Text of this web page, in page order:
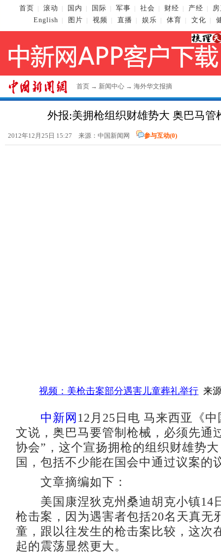
首页 滚动 国内 国际 军事 社会 财经 产经
English
图片 视频 直播 娱乐 体育 文化
首页 → 新闻中心 → 海外华文报摘
外报:美拥枪组织财雄势大 奥巴马管
2012年12月25日 15:27 来源： 中国新闻网 参与互动(0)
视频：美枪击案部分遇害儿童葬礼举行 来
中新网 12月25日电 马来西亚《
文说，奥巴马要管制枪械，必须先通
协会”，这个宣扬拥枪的组织财雄势
国，包括不少能在国会中通过议案
文章摘编如下：
美国康涅狄克州桑迪胡克小镇14
枪击案，因为遇害者包括20名天真无
童，跟以往发生的枪击案比较，这次
起的震荡显然更大。